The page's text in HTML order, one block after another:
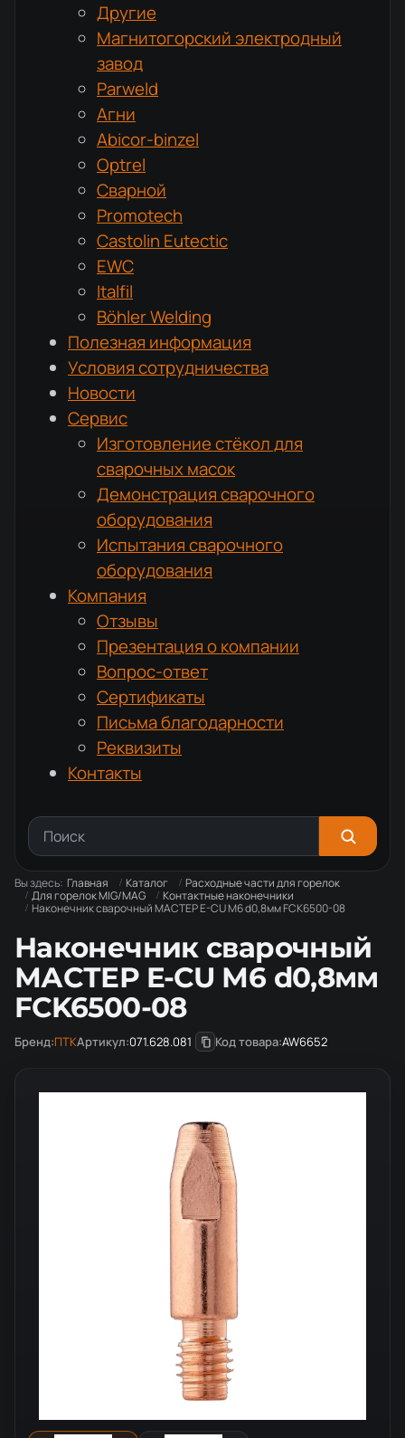
Другие
Магнитогорский электродный
завод
Parweld
Агни
Abicor-binzel
Optrel
Сварной
Promotech
Castolin Eutectic
EWC
Italfil
Böhler Welding
Полезная информация
Условия сотрудничества
Новости
Сервис
Изготовление стёкол для
сварочных масок
Демонстрация сварочного
оборудования
Испытания сварочного
оборудования
Компания
Отзывы
Презентация о компании
Вопрос-ответ
Сертификаты
Письма благодарности
Реквизиты
Контакты
Вы здесь: Главная Каталог
Расходные части для горелок
Для горелок MIG/MAG
Контактные наконечники
Наконечник сварочный МАСТЕР E-CU М6 d0,8мм FCK6500-08
Наконечник сварочный
МАСТЕР E-CU М6 d0,8мм
FCK6500-08
Бренд:ПТКАртикул:071.628.081 Код товара:AW6652